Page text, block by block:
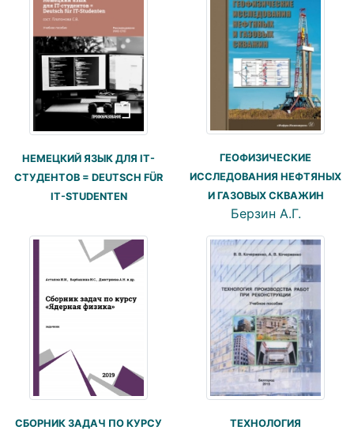
НЕМЕЦКИЙ ЯЗЫК ДЛЯ IT-
СТУДЕНТОВ = DEUTSCH FÜR
IT-STUDENTEN
ГЕОФИЗИЧЕСКИЕ
ИССЛЕДОВАНИЯ НЕФТЯНЫХ
И ГАЗОВЫХ СКВАЖИН
Берзин А.Г.
СБОРНИК ЗАДАЧ ПО КУРСУ ТЕХНОЛОГИЯ